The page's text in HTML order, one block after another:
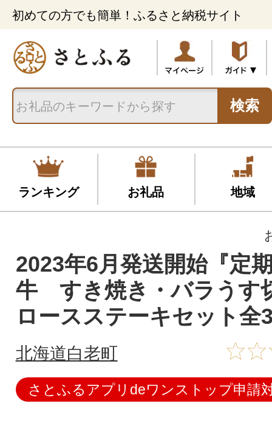
初めての方でも簡単！ふるさと納税サイト
検索
ランキング お礼品 地域
2023年6月発送開始『定
牛 すき焼き・バラうす
ロースステーキセット全
北海道白老町
さとふるアプリdeワンストップ申請